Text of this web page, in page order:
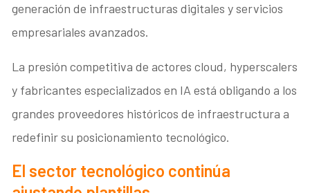
generación de infraestructuras digitales y servicios
empresariales avanzados.
La presión competitiva de actores cloud, hyperscalers
y fabricantes especializados en IA está obligando a los
grandes proveedores históricos de infraestructura a
redefinir su posicionamiento tecnológico.
El sector tecnológico continúa